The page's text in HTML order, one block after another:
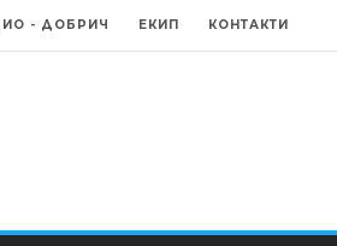
- ДОБРИЧ ЕКИП КОНТАКТИ